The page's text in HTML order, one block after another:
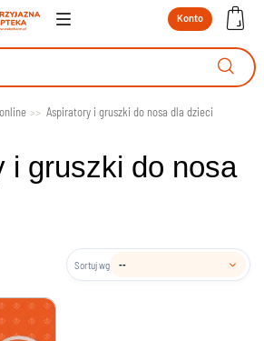
Konto
Aspiratory i gruszki do nosa dla dzieci
i gruszki do nosa
Sortuj wg